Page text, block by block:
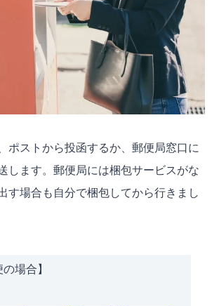
ポストから投函するか、郵便局窓口に
します。郵便局には梱包サービスがな
す場合も自分で梱包してから行きまし
場合】